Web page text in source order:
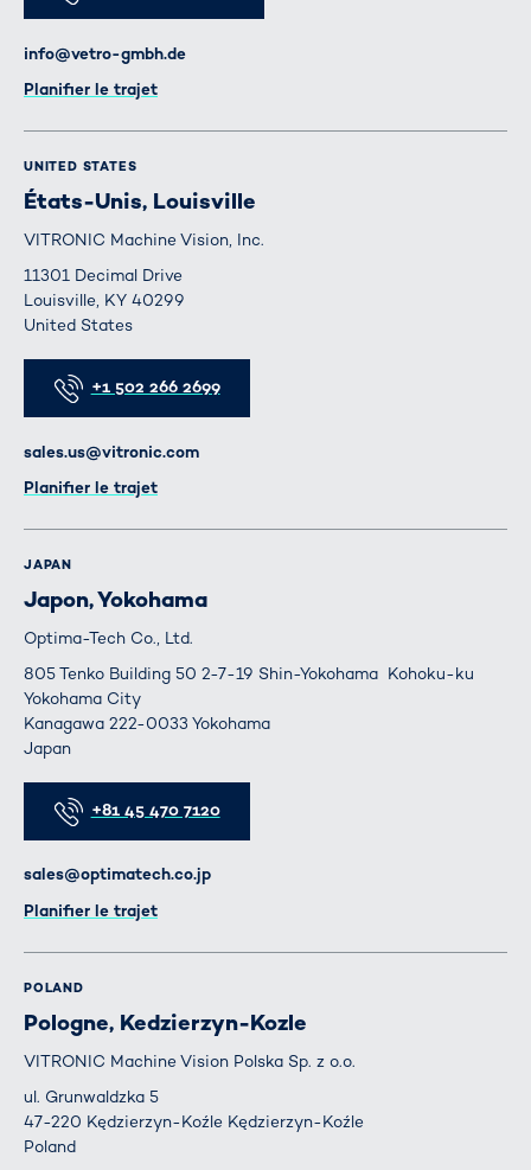
E-mail
info@vetro-gmbh.de
Itinéraire
Planifier le trajet
UNITED STATES
États-Unis, Louisville
VITRONIC Machine Vision, Inc.
11301 Decimal Drive
Louisville, KY 40299
United States
Téléphone
+1 502 266 2699
E-mail
sales.us@vitronic.com
Itinéraire
Planifier le trajet
JAPAN
Japon, Yokohama
Optima-Tech Co., Ltd.
805 Tenko Building 50 2-7-19 Shin-Yokohama Kohoku-ku
Yokohama City
Kanagawa 222-0033 Yokohama
Japan
Téléphone
+81 45 470 7120
E-mail
sales@optimatech.co.jp
Itinéraire
Planifier le trajet
POLAND
Pologne, Kedzierzyn-Kozle
VITRONIC Machine Vision Polska Sp. z o.o.
ul. Grunwaldzka 5
47-220 Kędzierzyn-Koźle Kędzierzyn-Koźle
Poland